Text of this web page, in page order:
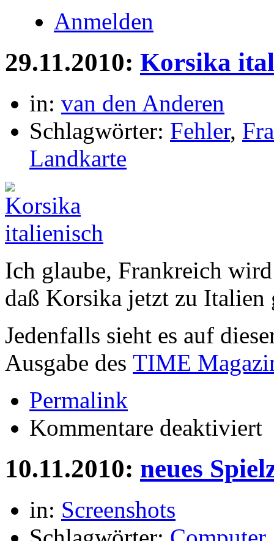
Anmelden
29.11.2010: Korsika
in: van den Anderen
Schlagwörter: Fehler,
Landkarte
Ich glaube, Frankreich
daß Korsika jetzt zu Italien
Jedenfalls sieht es auf
Ausgabe des TIME
Permalink
Kommentare deaktiviert
10.11.2010: neues
in: Screenshots